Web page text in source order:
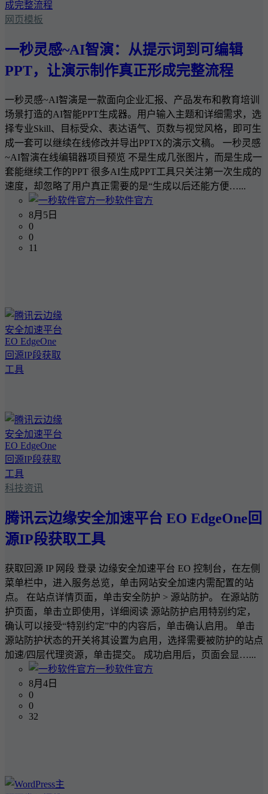
网页模板
一秒灵感~AI智演：从提示词到可编辑
PPT，让演示制作真正形成完整流程
一秒灵感~AI智演是一款面向企业汇报、产品发布和教育培训
场景打造的AI智能PPT生成器。用户输入主题和详细需求，选
择专业Skill、目标受众、表达语气、页数与视觉风格，即可生
成一套可以继续在线修改并导出PPTX的演示文稿。 一秒灵感
~AI智演在线编辑器项目预览 不是生成几张图片，而是生成一
套能继续工作的PPT 很多AI生成PPT工具只关注第一次生成的
速度，却忽略了用户真正需要的是“生成以后还能方便…...
一秒软件官方
8月5日
0
0
11
科技资讯
腾讯云边缘安全加速平台 EO EdgeOne回
源IP段获取工具
获取回源 IP 网段 登录 边缘安全加速平台 EO 控制台，在左侧
菜单栏中，进入服务总览，单击网站安全加速内需配置的站
点。 在站点详情页面，单击安全防护 > 源站防护。 在源站防
护页面，单击立即使用，详细阅读 源站防护启用特别约定，
确认可以接受“特别约定”中的内容后，单击确认启用。 单击
源站防护状态的开关将其设置为启用，选择需要被防护的站点
加速/四层代理资源，单击提交。 成功启用后，页面会显…...
一秒软件官方
8月4日
0
0
32